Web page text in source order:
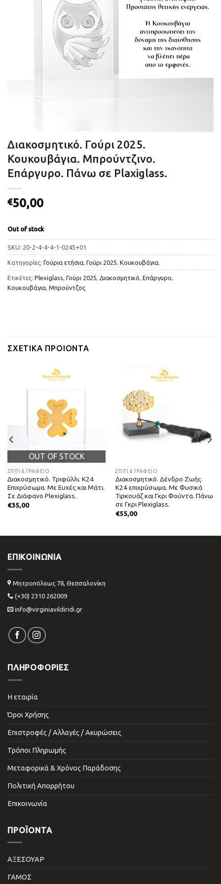
Διακοσμητικό. Γούρι 2025.
Κουκουβάγια. Μπρούντζινο.
Επάργυρο. Πάνω σε Plaxiglass.
€50,00
Out of stock
SKU: 20-2-4-4-4-1-0245+01
Κατηγορίες: Γούρια ετήσια, Γούρι 2025. Κουκουβάγια.
Ετικέτες: Plexiglass, Γούρι 2025, Διακοσμητικό, Επάργυρο,
Κουκουβάγια, Μπρούντζος
ΣΧΕΤΙΚΆ ΠΡΟΙΌΝΤΑ
OUT OF STOCK
ΣΠΙΤΙ & ΓΡΑΦΕΙΟ
Διακοσμητικό. Τριφύλλι. Κ24
Επιχρύσωμα. Με Ευχές και Μάτι.
Σε Διάφανο Plexiglass.
€35,00
ΣΠΙΤΙ & ΓΡΑΦΕΙΟ
Διακοσμητικό. Δένδρο Ζωής.
Κ24 επιχρύσωμα. Με Φυσικά
Τιρκουάζ και Γκρι Φούντα. Πάνω
σε Γκρι Plexiglass.
€55,00
ΕΠΙΚΟΙΝΩΝΊΑ
Μητροπόλεως 78, Θεσσαλονίκη
(+30) 2310 262009
info@virginiavildiridi.gr
ΠΛΗΡΟΦΟΡΙΕΣ
Η εταιρία
Όροι Χρήσης
Επιστροφές / Αλλαγές / Ακυρώσεις
Τρόποι Πληρωμής
Μεταφορικά & Χρόνος Παράδοσης
Πολιτική Απορρήτου
Επικοινωνία
ΠΡΟΪΌΝΤΑ
ΑΞΕΣΟΥΑΡ
ΓΑΜΟΣ